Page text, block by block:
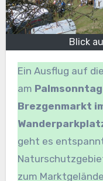
Blick
Ein Ausflug auf die Alb führt uns immer wieder
am Palmsonntag
Brezgenmarkt
geht es
zum